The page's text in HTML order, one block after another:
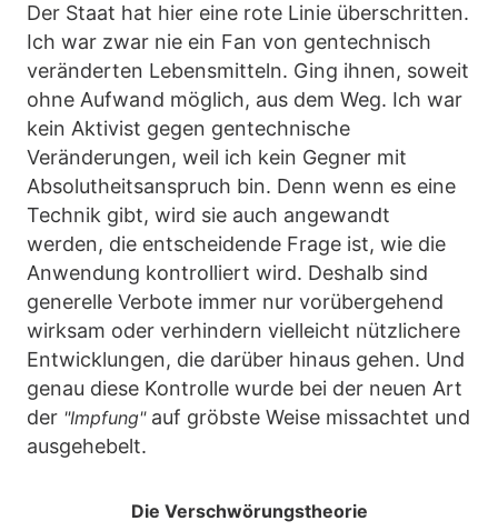
Der Staat hat hier eine rote Linie überschritten.
Ich war zwar nie ein Fan von gentechnisch
veränderten Lebensmitteln. Ging ihnen, soweit
ohne Aufwand möglich, aus dem Weg. Ich war
kein Aktivist gegen gentechnische
Veränderungen, weil ich kein Gegner mit
Absolutheitsanspruch bin. Denn wenn es eine
Technik gibt, wird sie auch angewandt
werden, die entscheidende Frage ist, wie die
Anwendung kontrolliert wird. Deshalb sind
generelle Verbote immer nur vorübergehend
wirksam oder verhindern vielleicht nützlichere
Entwicklungen, die darüber hinaus gehen. Und
genau diese Kontrolle wurde bei der neuen Art
der "Impfung"auf gröbste Weise missachtet und
ausgehebelt.
Die Verschwörungstheorie